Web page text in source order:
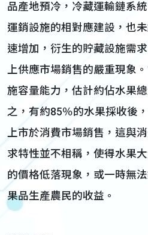
品產地預冷，冷藏運輸鏈系
運銷設施的相對應建設，也
速增加，衍生的貯藏設施需
上供應市場銷售的嚴重現象
施容量能力，估計約佔水果
之，有約85％的水果採收後
上市於消費市場銷售，這與
求特性並不相稱，使得水果
的價格低落現象，或一時無
果品生產農民的收益。